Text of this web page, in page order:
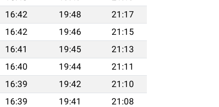
16:42 19:48
21:17
16:42 19:46
21:15
16:41 19:45
21:13
16:40 19:44
21:11
16:39 19:42
21:10
16:39 19:41
21:08